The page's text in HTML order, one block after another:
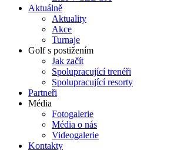
Aktuálně
Aktuality
Akce
Turnaje
Golf s postižením
Jak začít
Spolupracující trenéři
Spolupracující resorty
Partneři
Média
Fotogalerie
Média o nás
Videogalerie
Kontakty